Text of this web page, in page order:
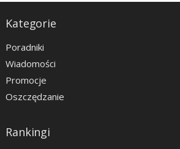
Kategorie
Poradniki
Wiadomości
Promocje
Oszczędzanie
Rankingi